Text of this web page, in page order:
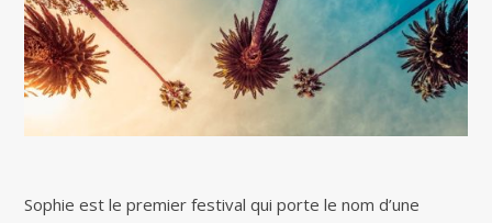
Sophie est le premier festival qui porte le nom d’une